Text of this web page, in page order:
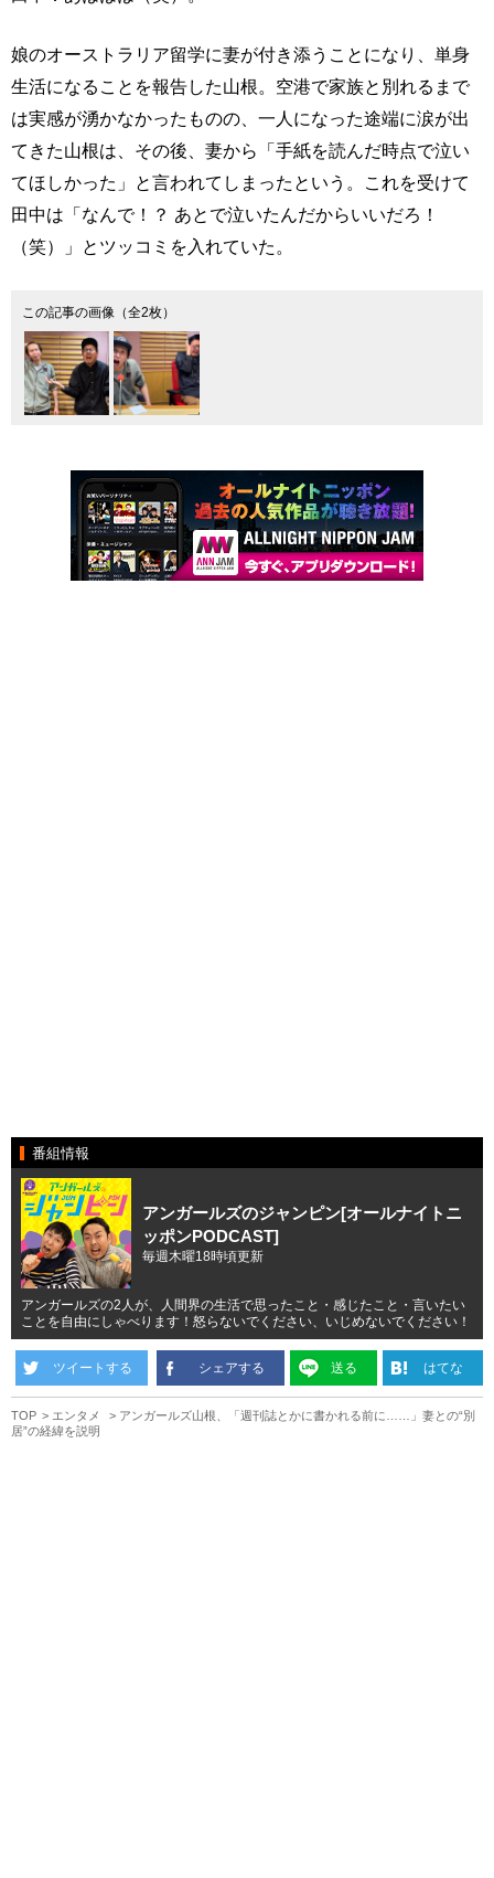
娘のオーストラリア留学に妻が付き添うことになり、単身
生活になることを報告した山根。空港で家族と別れるまで
は実感が湧かなかったものの、一人になった途端に涙が出
てきた山根は、その後、妻から「手紙を読んだ時点で泣い
てほしかった」と言われてしまったという。これを受けて
田中は「なんで！？ あとで泣いたんだからいいだろ！
（笑）」とツッコミを入れていた。
この記事の画像（全2枚）
番組情報
アンガールズのジャンピン[オールナイトニ
ッポンPODCAST]
毎週木曜18時頃更新
アンガールズの2人が、人間界の生活で思ったこと・感じたこと・言いたい
ことを自由にしゃべります！怒らないでください、いじめないでください！
ツイートする シェアする 送る はてな
TOP エンタメ
アンガールズ山根、「週刊誌とかに書かれる前に……」妻との“別
居”の経緯を説明